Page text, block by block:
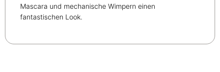
Mascara und mechanische Wimpern einen
fantastischen Look.